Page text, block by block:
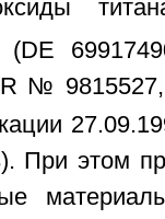
(DE
№
При этом